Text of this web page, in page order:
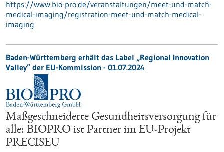
https://www.bio-pro.de/veranstaltungen/meet-und-match-
medical-imaging/registration-meet-und-match-medical-
imaging
Baden-Württemberg erhält das Label „Regional Innovation
Valley” der EU-Kommission - 01.07.2024
Maßgeschneiderte Gesundheitsversorgung für
alle: BIOPRO ist Partner im EU-Projekt
PRECISEU